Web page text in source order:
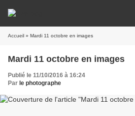
Accueil » Mardi 11 octobre en images
Mardi 11 octobre en images
Publié le 11/10/2016 à 16:24
Par le photographe